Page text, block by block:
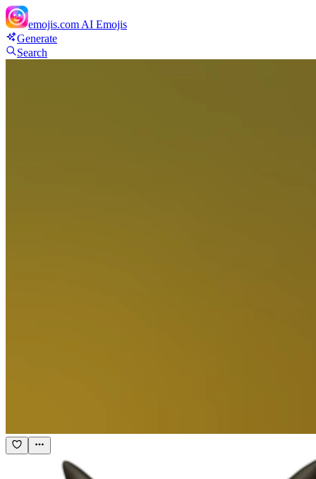
emojis.com AI Emojis
Generate
Search